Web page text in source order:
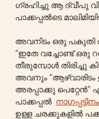
ഗ്രഹിച്ചു ആ ദ്വീപു
പാക്കപ്പൽടെ
അവനിടം ഒരു
“ഇതേ വച്ചോണ്ട് ഒരു
തീരുമ്പോൾ തിരിച്ചു
അവനും
അരപ്പാക്കു
പാക്കപ്പൽ നാഗപ്പട്ടിനം
ഉള്ള ചരക്കുകളിൽ